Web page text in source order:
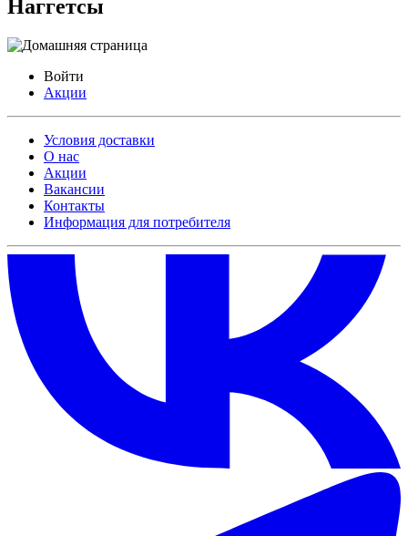
Наггетсы
Войти
Акции
Условия доставки
О нас
Акции
Вакансии
Контакты
Информация для потребителя